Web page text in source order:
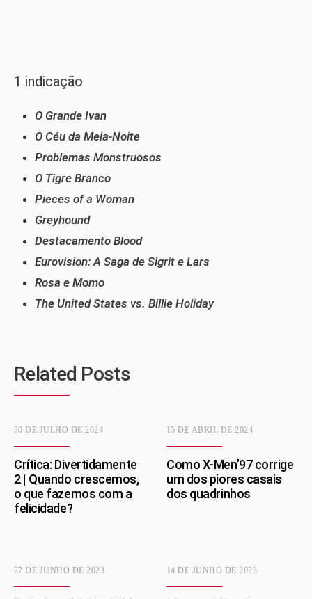
1 indicação
O Grande Ivan
O Céu da Meia-Noite
Problemas Monstruosos
O Tigre Branco
Pieces of a Woman
Greyhound
Destacamento Blood
Eurovision: A Saga de Sigrit e Lars
Rosa e Momo
The United States vs. Billie Holiday
Related Posts
30 DE JULHO DE 2024
Crítica: Divertidamente
2 | Quando crescemos,
o que fazemos com a
felicidade?
15 DE ABRIL DE 2024
Como X-Men’97 corrige
um dos piores casais
dos quadrinhos
27 DE JUNHO DE 2023 14 DE JUNHO DE 2023